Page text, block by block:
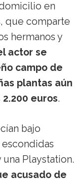
en
que comparte
hermanos y
actor se
campo de
plantas aún
euros.
bajo
Playstation.
acusado de